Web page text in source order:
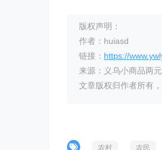
版权声明：
作者：huiasd
链接： https://
来源：义乌小商品两
文章版权归作者所有
农村 农民